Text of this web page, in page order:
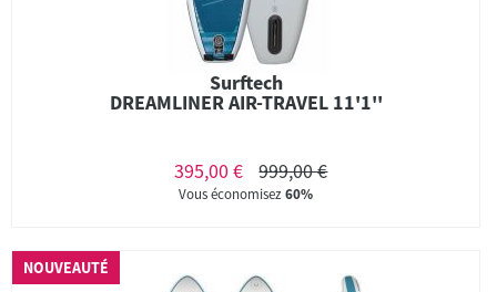
Surftech
DREAMLINER AIR-TRAVEL 11'1''
395,00 € 999,00 €
Vous économisez60%
NOUVEAUTÉ